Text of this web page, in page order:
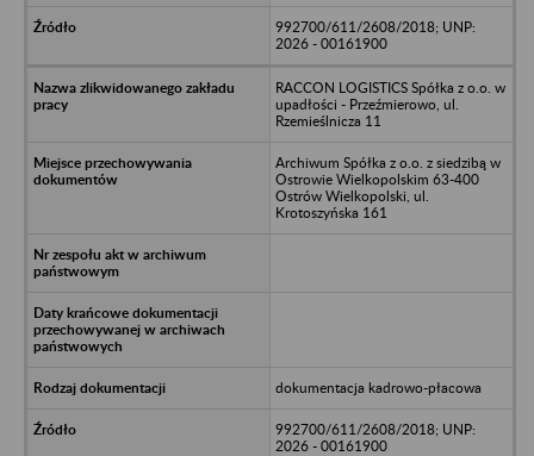
992700/611/2608/2018; UNP:
2026 - 00161900
RACCON LOGISTICS Spółka z o.o. w
upadłości - Przeźmierowo, ul.
Rzemieślnicza 11
Archiwum Spółka z o.o. z siedzibą w
Ostrowie Wielkopolskim 63-400
Ostrów Wielkopolski, ul.
Krotoszyńska 161
dokumentacja kadrowo-płacowa
992700/611/2608/2018; UNP:
2026 - 00161900